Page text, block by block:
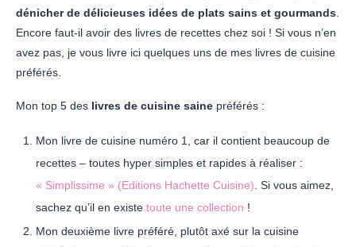
dénicher de délicieuses idées de plats sains et gourmands
Encore faut-il avoir des livres de recettes chez soi ! Si vous n’en
avez pas, je vous livre ici quelques uns de mes livres de cuisine
préférés.
Mon top 5 des livres de cuisine saine préférés :
Mon livre de cuisine numéro 1, car il contient beaucoup de
recettes – toutes hyper simples et rapides à réaliser :
« Simplissime » (Editions Hachette Cuisine) . Si vous aimez,
sachez qu’il en existe toute une collection !
Mon deuxième livre préféré, plutôt axé sur la cuisine